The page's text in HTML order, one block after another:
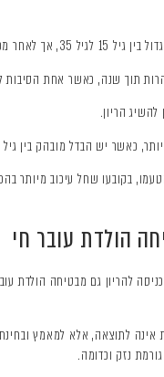
הבדל מובהק בין גיל 35 לגילאי 40 ומעלה.
שחל עיכוב מיותר
הולדת עובר חי
להריון גם מבטיחה הולדת
אינה לתוצאה, אלא למאמץ
נזק וכדומה.